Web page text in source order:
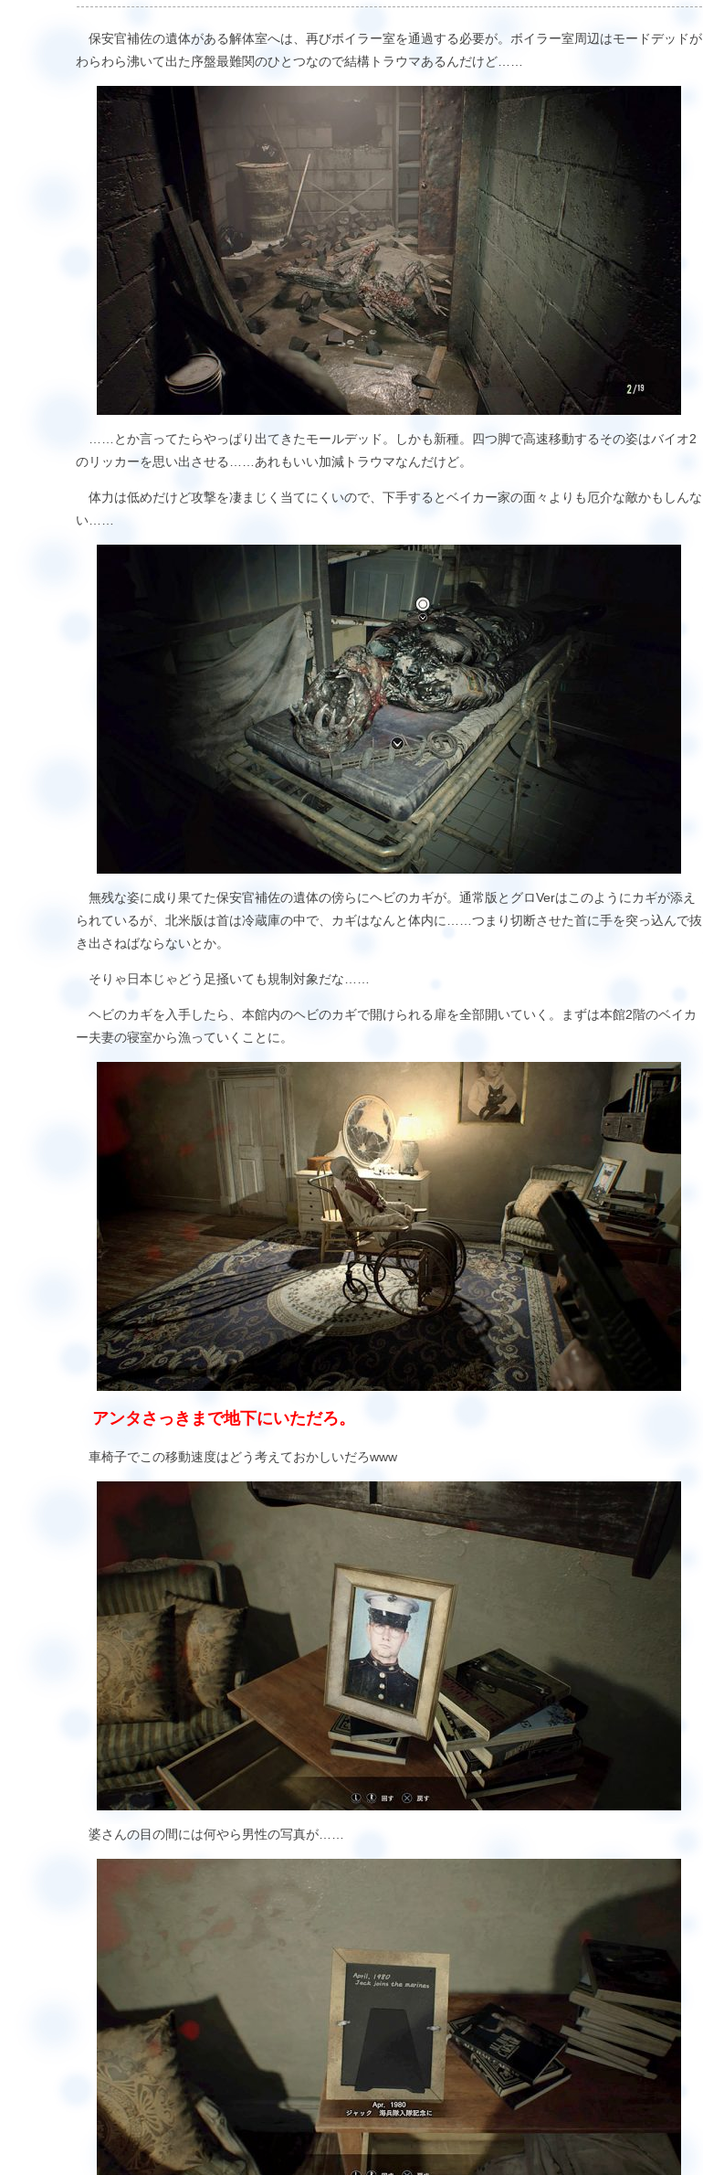
保安官補佐の遺体がある解体室へは、再びボイラー室を通過する必要が。ボイラー室周辺はモードデッドが
わらわら沸いて出た序盤最難関のひとつなので結構トラウマあるんだけど……
……とか言ってたらやっぱり出てきたモールデッド。しかも新種。四つ脚で高速移動するその姿はバイオ2
のリッカーを思い出させる……あれもいい加減トラウマなんだけど。
体力は低めだけど攻撃を凄まじく当てにくいので、下手するとベイカー家の面々よりも厄介な敵かもしんな
い……
無残な姿に成り果てた保安官補佐の遺体の傍らにヘビのカギが。通常版とグロVerはこのようにカギが添え
られているが、北米版は首は冷蔵庫の中で、カギはなんと体内に……つまり切断させた首に手を突っ込んで抜
き出さねばならないとか。
そりゃ日本じゃどう足掻いても規制対象だな……
ヘビのカギを入手したら、本館内のヘビのカギで開けられる扉を全部開いていく。まずは本館2階のベイカ
ー夫妻の寝室から漁っていくことに。
アンタさっきまで地下にいただろ。
車椅子でこの移動速度はどう考えておかしいだろwww
婆さんの目の間には何やら男性の写真が……